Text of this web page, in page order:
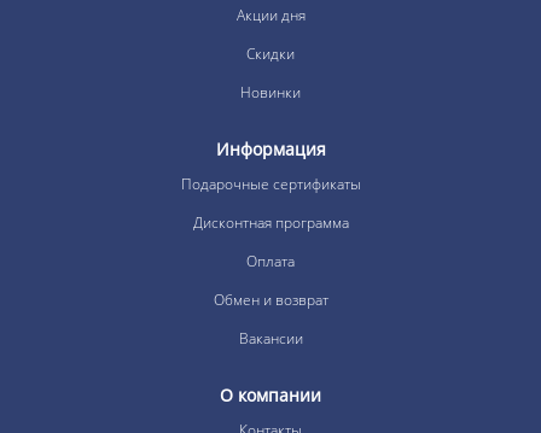
Акции дня
Скидки
Новинки
Информация
Подарочные сертификаты
Дисконтная программа
Оплата
Обмен и возврат
Вакансии
О компании